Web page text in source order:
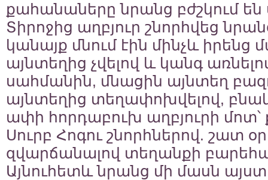
քահանաները նրանց բժշկում են
Տիրոջից աղբյուր շնորհվեց
կանայք մնում էին մինչև իրենց
այնտեղից չվելով և կանգ
սահմանին, մնացին այնտեղ
այնտեղից տեղափոխվելով,
ափի հորդաբուխ աղբյուրի մոտ՝
Սուրբ Հոգու շնորհներով. շատ
զվարճանալով տեղանքի
Այնուհետև նրանց մի մասն